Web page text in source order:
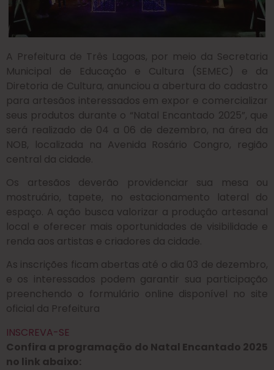
A Prefeitura de Três Lagoas, por meio da Secretaria
Municipal de Educação e Cultura (SEMEC) e da
Diretoria de Cultura, anunciou a abertura do cadastro
para artesãos interessados em expor e comercializar
seus produtos durante o “Natal Encantado 2025”, que
será realizado de 04 a 06 de dezembro, na área da
NOB, localizada na Avenida Rosário Congro, região
central da cidade.
Os artesãos deverão providenciar sua mesa ou
mostruário, tapete, no estacionamento lateral do
espaço. A ação busca valorizar a produção artesanal
local e oferecer mais oportunidades de visibilidade e
renda aos artistas e criadores da cidade.
As inscrições ficam abertas até o dia 03 de dezembro,
e os interessados podem garantir sua participação
preenchendo o formulário online disponível no site
oficial da Prefeitura
INSCREVA-SE
Confira a programação do Natal Encantado 2025
no link abaixo: